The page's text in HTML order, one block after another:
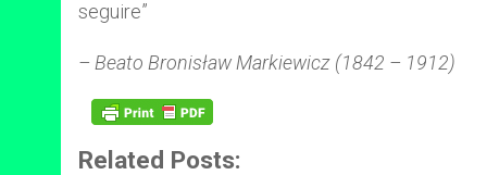
seguire”
– Beato Bronisław Markiewicz (1842 – 1912)
Related Posts: